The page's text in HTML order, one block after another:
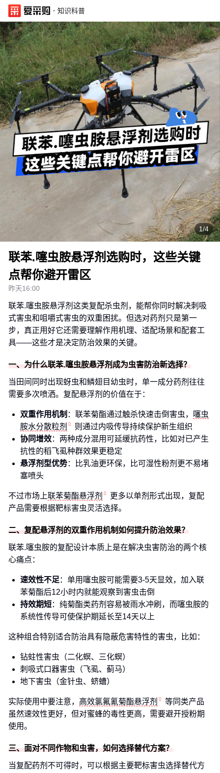
· 知识科普
1/4
联苯.噻虫胺悬浮剂选购时，这些关键
点帮你避开雷区
昨天16:00
联苯.噻虫胺悬浮剂这类复配杀虫剂，能帮你同时解决刺吸
式害虫和咀嚼式害虫的双重困扰。但选对药剂只是第一
步，真正用好它还需要理解作用机理、适配场景和配套工
具——这些才是决定防治效果的关键。
一、为什么联苯.噻虫胺悬浮剂成为虫害防治新选择？
当田间同时出现蚜虫和鳞翅目幼虫时，单一成分药剂往往
需要多次喷洒。复配悬浮剂的价值在于：
双重作用机制 ：联苯菊酯通过触杀快速击倒害虫，
噻虫
胺水分散粒剂
则通过内吸传导持续保护新生组织
协同增效：两种成分混用可延缓抗药性，比如对已产生
抗性的稻飞虱种群效果更稳定
悬浮剂型优势：比乳油更环保，比可湿性粉剂更不易堵
塞喷头
不过市场上联苯菊酯悬浮剂
更多以单剂形式出现，复配
产品需要根据靶标害虫灵活选择。
二、复配悬浮剂的双重作用机制如何提升防治效果？
联苯.噻虫胺的复配设计本质上是在解决虫害防治的两个核
心痛点：
速效性不足 ：单用噻虫胺可能需要3-5天显效，加入联
苯菊酯后12小时内就能观察到害虫击倒
持效期短：纯菊酯类药剂容易被雨水冲刷，而噻虫胺的
系统性传导可使保护期延长至14天以上
这种组合特别适合防治具有隐蔽危害特性的害虫，比如：
钻蛀性害虫（二化螟、三化螟）
刺吸式口器害虫（飞虱、蓟马）
地下害虫（金针虫、蛴螬）
实际使用中要注意， 高效氯氟氰菊酯悬浮剂
等同类产品
虽然速效性更好，但对蜜蜂的毒性更高，需要避开授粉期
使用。
三、面对不同作物和虫害，如何选择替代方案？
当复配药剂不可得时，可以根据主要靶标害虫选择替代方